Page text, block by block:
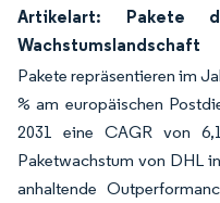
Artikelart: Pakete
Wachstumslandschaft
Pakete repräsentieren im
% am europäischen
2031 eine CAGR von
Paketwachstum von DHL
anhaltende